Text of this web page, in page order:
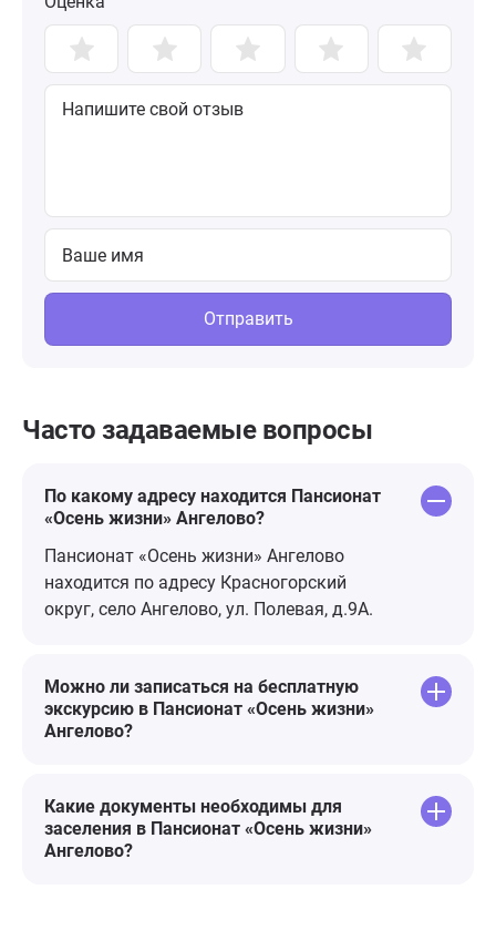
Отправить
Часто задаваемые вопросы
По какому адресу находится Пансионат
«Осень жизни» Ангелово?
Пансионат «Осень жизни» Ангелово
находится по адресу Красногорский
округ, село Ангелово, ул. Полевая, д.9А.
Можно ли записаться на бесплатную
экскурсию в Пансионат «Осень жизни»
Ангелово?
Какие документы необходимы для
заселения в Пансионат «Осень жизни»
Ангелово?